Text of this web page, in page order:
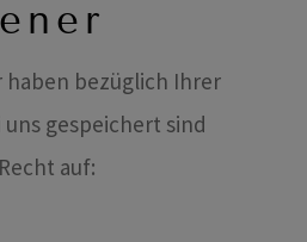
haben bezüglich Ihrer
gespeichert sind
auf: